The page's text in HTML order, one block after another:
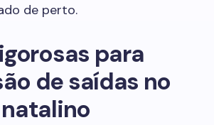
de perto.
para
de saídas no